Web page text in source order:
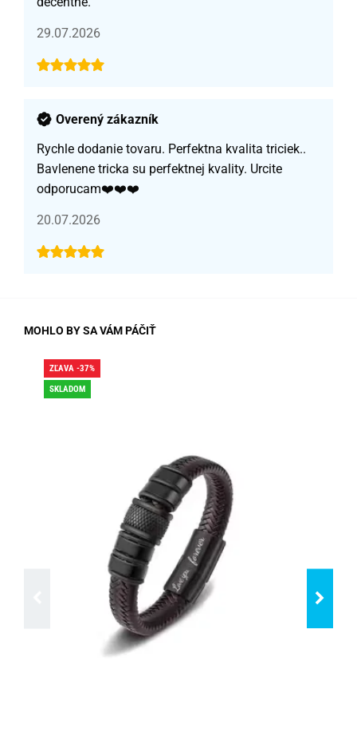
29.07.2026
Overený zákazník
Rychle dodanie tovaru. Perfektna kvalita triciek..
Bavlenene tricka su perfektnej kvality. Urcite
odporucam❤️❤️❤️
20.07.2026
MOHLO BY SA VÁM PÁČIŤ
ZĽAVA -37%
SKLADOM